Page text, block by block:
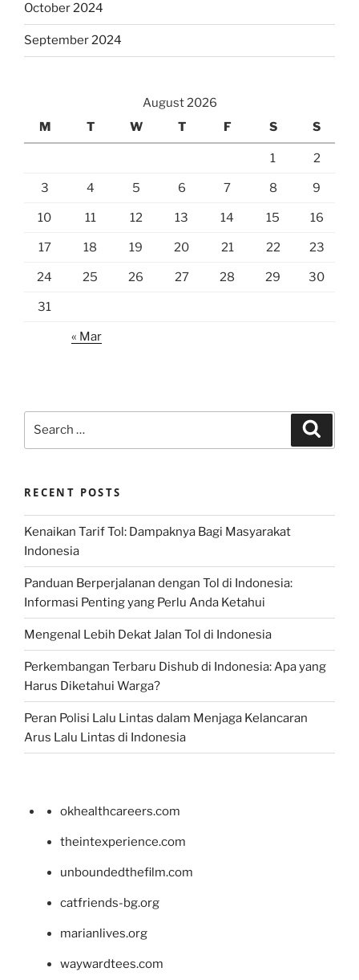
October 2024
September 2024
August 2026
M
T W T F S S
1 2
3 4 5 6 7 8 9
10 11 12 13 14 15 16
17 18 19 20 21 22 23
24 25 26 27 28 29 30
31
« Mar
RECENT POSTS
Kenaikan Tarif Tol: Dampaknya Bagi Masyarakat
Indonesia
Panduan Berperjalanan dengan Tol di Indonesia:
Informasi Penting yang Perlu Anda Ketahui
Mengenal Lebih Dekat Jalan Tol di Indonesia
Perkembangan Terbaru Dishub di Indonesia: Apa yang
Harus Diketahui Warga?
Peran Polisi Lalu Lintas dalam Menjaga Kelancaran
Arus Lalu Lintas di Indonesia
okhealthcareers.com
theintexperience.com
unboundedthefilm.com
catfriends-bg.org
marianlives.org
waywardtees.com